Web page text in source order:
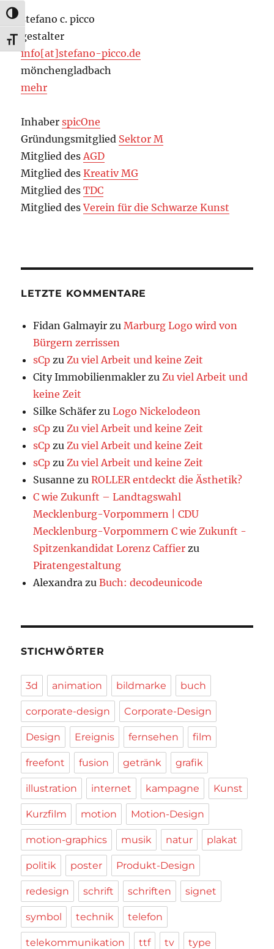
UMSCHALTEN AUF HOHE KONTRASTE
SCHRIFT VERGRÖSSERN
stefano c. picco
gestalter
info[at]stefano-picco.de
mönchengladbach
mehr
InhaberspicOne
Gründungsmitglied Sektor M
Mitglied des AGD
Mitglied desKreativ MG
Mitglied desTDC
Mitglied desVerein für die Schwarze Kunst
LETZTE KOMMENTARE
Fidan Galmayir zu Marburg Logo wird von
Bürgern zerrissen
sCp zu Zu viel Arbeit und keine Zeit
City Immobilienmakler zu Zu viel Arbeit und
keine Zeit
Silke Schäfer zuLogo Nickelodeon
sCp zu Zu viel Arbeit und keine Zeit
sCp zu Zu viel Arbeit und keine Zeit
sCp zu Zu viel Arbeit und keine Zeit
Susanne zuROLLER entdeckt die Ästhetik?
C wie Zukunft – Landtagswahl
Mecklenburg-Vorpommern | CDU
Mecklenburg-Vorpommern C wie Zukunft -
Spitzenkandidat Lorenz Caffier zu
Piratengestaltung
Alexandra zuBuch: decodeunicode
STICHWÖRTER
3d animation bildmarke buch
corporate-design Corporate-Design
Design Ereignis fernsehen film
freefont fusion getränk grafik
illustration internet kampagne Kunst
Kurzfilm motion Motion-Design
motion-graphics musik natur plakat
politik poster Produkt-Design
redesign schrift schriften signet
symbol technik telefon
telekommunikation ttf tv type